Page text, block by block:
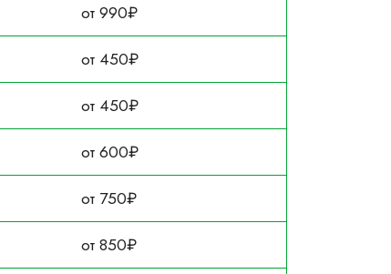
от 990₽
от 450₽
от 450₽
от 600₽
от 750₽
от 850₽